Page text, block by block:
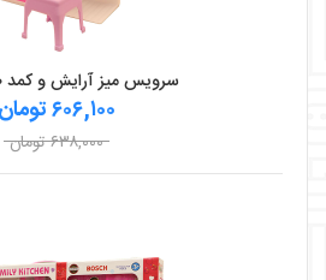
سرویس میز آرایش و کمد ۵۰۵۰ دورا
۶۰۶,۱۰۰ تومان
۶۳۸,۰۰۰ تومان